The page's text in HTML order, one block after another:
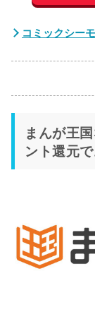
コミックシー
まんが王
ント還元